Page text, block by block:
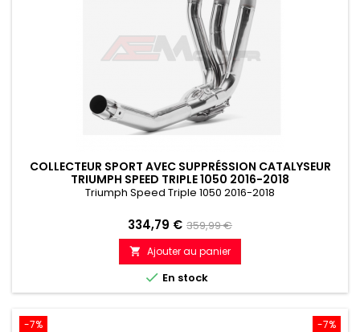
COLLECTEUR SPORT AVEC SUPPRÉSSION CATALYSEUR
TRIUMPH SPEED TRIPLE 1050 2016-2018
Triumph Speed Triple 1050 2016-2018
Prix
334,79 € Prix
de
référence
359,99 €
 Ajouter au panier
 En stock
-7%
-7%